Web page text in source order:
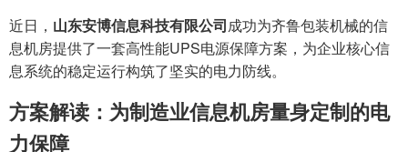
近日， 山东安博信息科技有限公司成功为齐鲁包装机械的信
息机房提供了一套高性能UPS电源保障方案，为企业核心信
息系统的稳定运行构筑了坚实的电力防线。
方案解读：为制造业信息机房量身定制的电
力保障